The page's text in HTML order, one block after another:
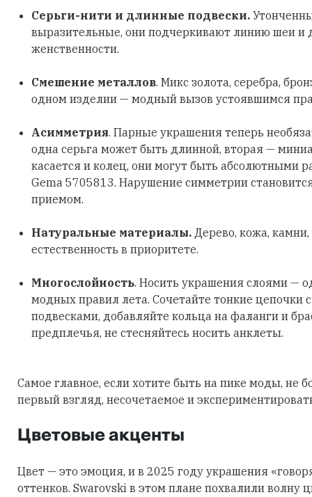
Серьги-нити и длинные подвески.
выразительные, они подчеркивают линию шеи и
женственности.
Смешение металлов. Микс золота, серебра,
одном изделии — модный вызов устоявшимся
Асимметрия. Парные украшения теперь
одна серьга может быть длинной, вторая —
касается и колец, они могут быть абсолютными
Gema 5705813. Нарушение симметрии
приемом.
Натуральные материалы. Дерево, кожа,
естественность в приоритете.
Многослойность. Носить украшения слоями —
модных правил лета. Сочетайте тонкие цепочки
подвесками, добавляйте кольца на фаланги и
предплечья, не стесняйтесь носить анклеты.
Самое главное, если хотите быть на пике моды, не
первый взгляд, несочетаемое и
Цветовые акценты
Цвет — это эмоция, и в 2025 году украшения
оттенков. Swarovski в этом плане похвалили волну